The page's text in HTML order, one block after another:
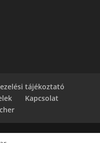
tájékoztató
Kapcsolat